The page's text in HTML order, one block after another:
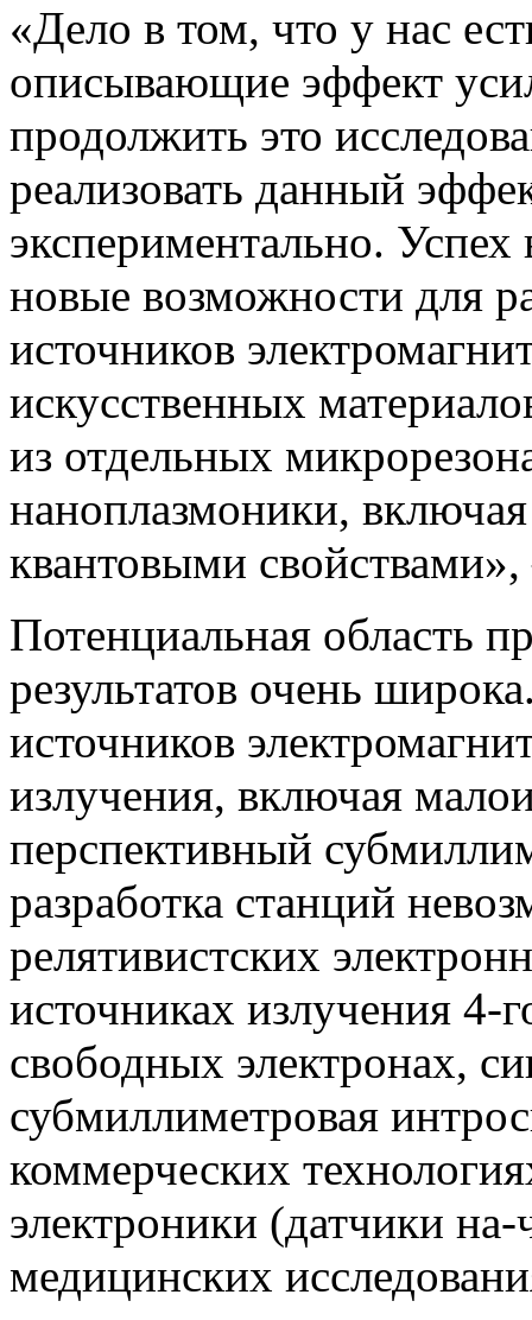
«Дело в том, что у нас
описывающие эффект
продолжить это
реализовать данный
экспериментально. Успех
новые возможности для
источников
искусственных
из отдельных
наноплазмоники,
квантовыми
Потенциальная область
результатов очень
источников
излучения, включая
перспективный
разработка станций
релятивистских
источниках излучения 4-
свободных электронах,
субмиллиметровая
коммерческих
электроники (датчики
медицинских